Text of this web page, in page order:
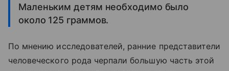
Маленьким детям необходимо было
около 125 граммов.
По мнению исследователей, ранние представители
человеческого рода черпали большую часть этой